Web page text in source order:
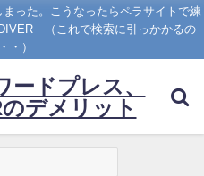
った。こうなったらペラサイトで練
（これで検索に引っかかるの
・）
ードプレス、
デメリット